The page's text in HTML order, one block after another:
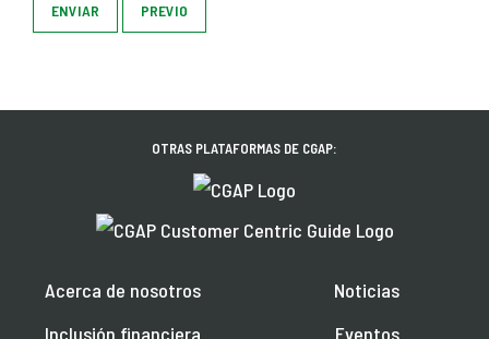
ENVIAR PREVIO
OTRAS PLATAFORMAS DE CGAP:
Acerca de nosotros
Inclusión financiera
Noticias
Eventos